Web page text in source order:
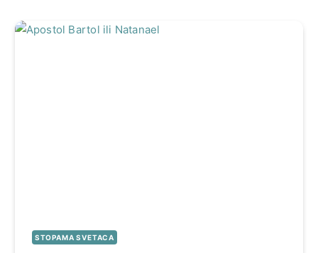
STOPAMA SVETACA